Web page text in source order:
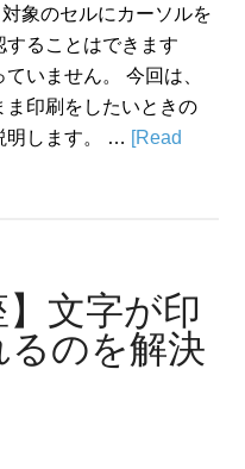
対象のセルにカーソルを
ることはできます
いません。 今回は、
ま印刷をしたいときの
明します。 … [Read
】文字が印
のを解決